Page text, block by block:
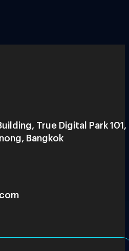
True Digital Park 101,
Bangkok